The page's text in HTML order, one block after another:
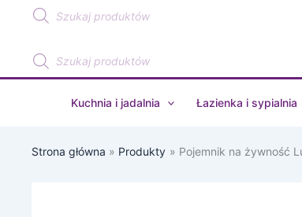
PrzejdźWyszukiwarka
produktów
Wyszukiwarka
produktów
Kuchnia i jadalnia Łazienka i sypialnia
Strona główna Produkty Pojemnik na żywność